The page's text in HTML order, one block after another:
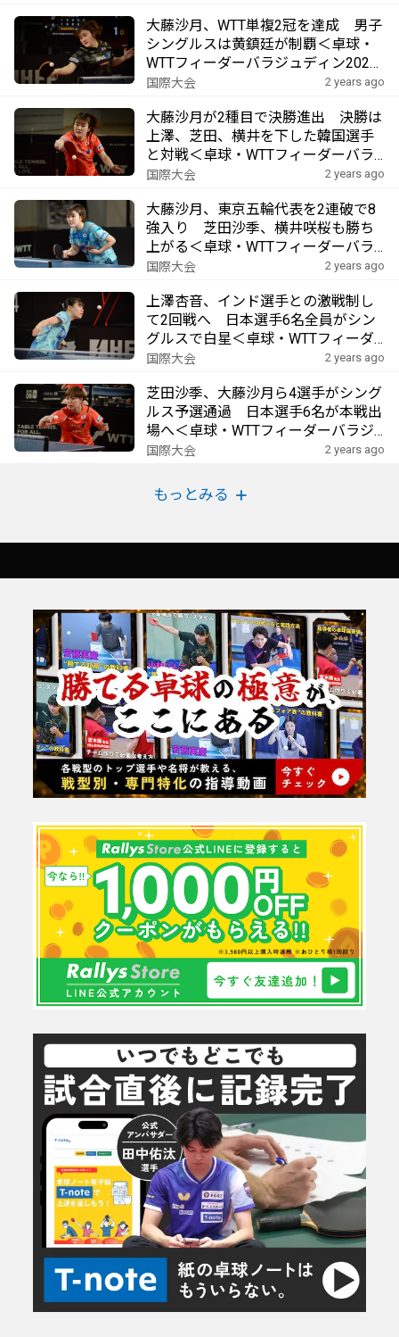
大藤沙月、WTT単複2冠を達成 男子
シングルスは黄鎮廷が制覇＜卓球・
WTTフィーダーバラジュディン2024
＞
国際大会 2 years ago
大藤沙月が2種目で決勝進出 決勝は
上澤、芝田、横井を下した韓国選手
と対戦＜卓球・WTTフィーダーバラ
ジュディン2024＞
国際大会 2 years ago
大藤沙月、東京五輪代表を2連破で8
強入り 芝田沙季、横井咲桜も勝ち
上がる＜卓球・WTTフィーダーバラ
ジュディン2024＞
国際大会 2 years ago
上澤杏音、インド選手との激戦制し
て2回戦へ 日本選手6名全員がシン
グルスで白星＜卓球・WTTフィーダ
ーバラジュディン2024＞
国際大会 2 years ago
芝田沙季、大藤沙月ら4選手がシング
ルス予選通過 日本選手6名が本戦出
場へ＜卓球・WTTフィーダーバラジ
ュディン2024＞
国際大会 2 years ago
もっとみる